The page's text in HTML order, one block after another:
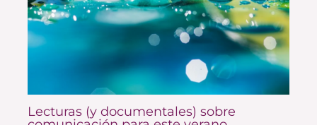
Lecturas (y documentales) sobre